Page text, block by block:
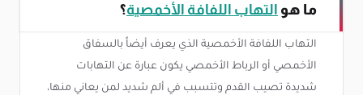
ما هو التهاب اللفافة الأخمصية؟
التهاب اللفافة الأخمصية الذي يعرف أيضاً بالسفاق
الأخمصي أو الرباط الأخمصي يكون عبارة عن التهابات
شديدة تصيب القدم وتتسبب في ألم شديد لمن يعاني منها،